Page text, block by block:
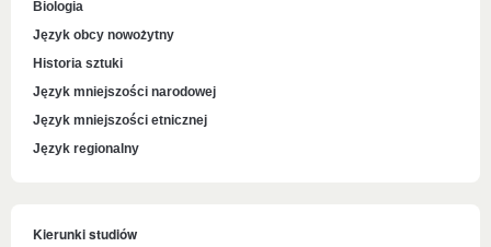
Biologia
Język obcy nowożytny
Historia sztuki
Język mniejszości narodowej
Język mniejszości etnicznej
Język regionalny
Kierunki studiów